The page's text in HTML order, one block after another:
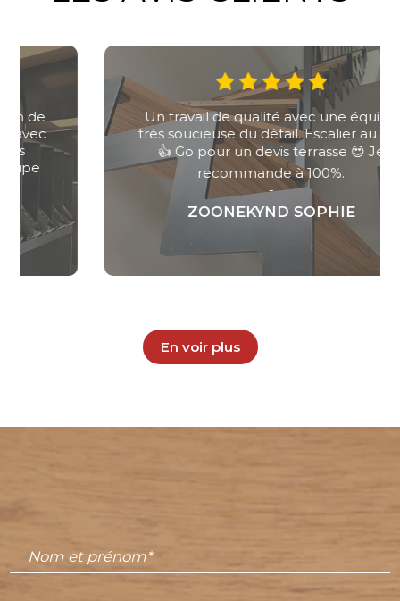
Un travail de qualité avec une équipe
très soucieuse du détail. Escalier au top
👍 Go pour un devis terrasse 😍 Je
recommande à 100%.
ZOONEKYND SOPHIE
En voir plus
Nom et prénom*